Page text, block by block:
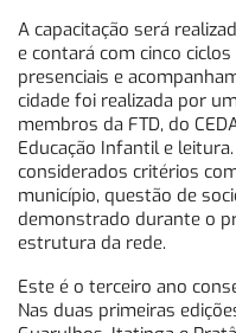
A capacitação será
e contará com cinco
presenciais e
cidade foi realizada por
membros da FTD, do
Educação Infantil e
considerados critérios
município, questão de
demonstrado durante o
estrutura da rede.
Este é o terceiro ano
Nas duas primeiras